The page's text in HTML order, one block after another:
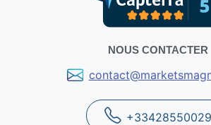
NOUS CONTACTER
+33428550029